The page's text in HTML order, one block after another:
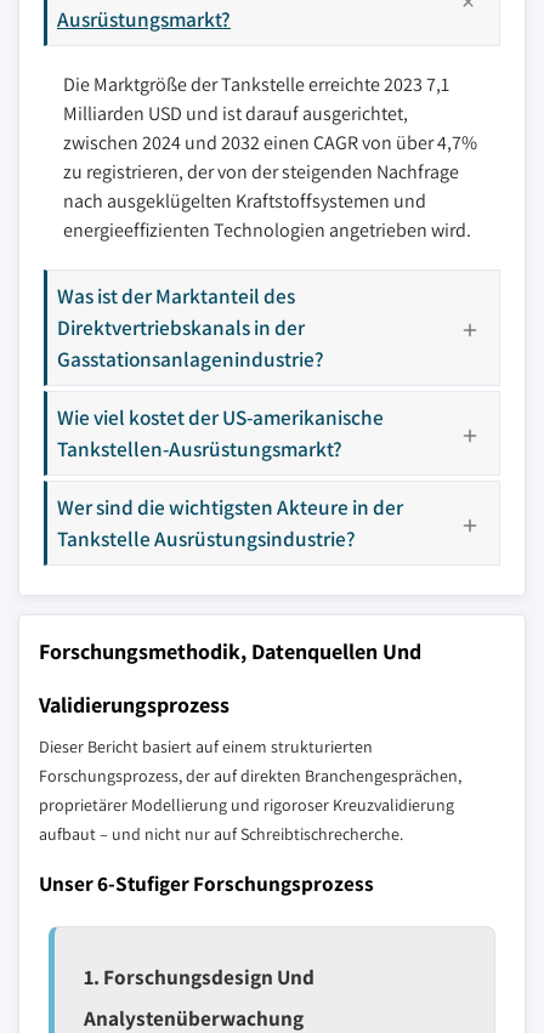
Ausrüstungsmarkt?
Die Marktgröße der Tankstelle erreichte 2023 7,1
Milliarden USD und ist darauf ausgerichtet,
zwischen 2024 und 2032 einen CAGR von über 4,7%
zu registrieren, der von der steigenden Nachfrage
nach ausgeklügelten Kraftstoffsystemen und
energieeffizienten Technologien angetrieben wird.
Was ist der Marktanteil des
Direktvertriebskanals in der
Gasstationsanlagenindustrie?
Wie viel kostet der US-amerikanische
Tankstellen-Ausrüstungsmarkt?
Wer sind die wichtigsten Akteure in der
Tankstelle Ausrüstungsindustrie?
Forschungsmethodik, Datenquellen Und
Validierungsprozess
Dieser Bericht basiert auf einem strukturierten
Forschungsprozess, der auf direkten Branchengesprächen,
proprietärer Modellierung und rigoroser Kreuzvalidierung
aufbaut – und nicht nur auf Schreibtischrecherche.
Unser 6-Stufiger Forschungsprozess
1. Forschungsdesign Und
Analystenüberwachung